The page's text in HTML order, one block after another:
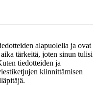
alapuolella ja ovat
tärkeitä, joten sinun tulisi
tiedotteiden ja
kiinnittämisen